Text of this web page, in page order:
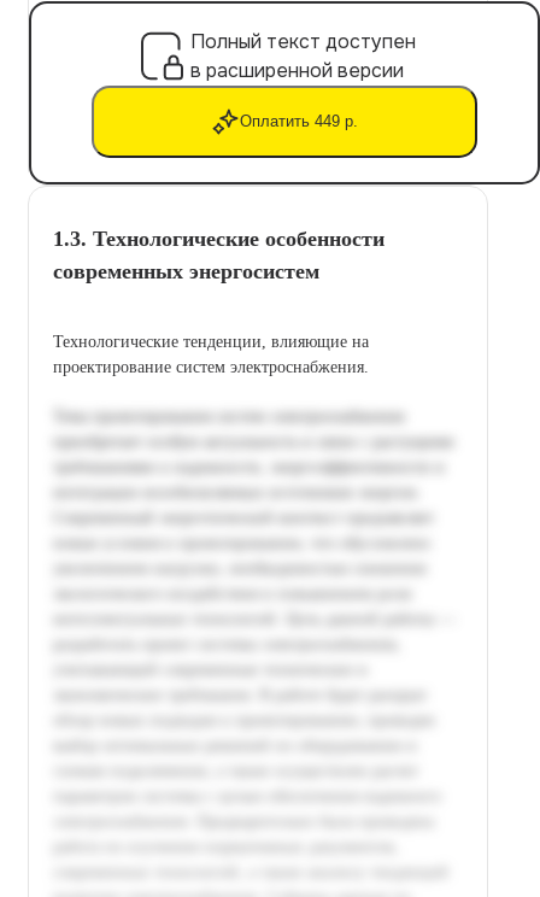
Полный текст доступен
в расширенной версии
Оплатить 449 р.
1.3. Технологические особенности
современных энергосистем
Технологические тенденции, влияющие на
проектирование систем электроснабжения.